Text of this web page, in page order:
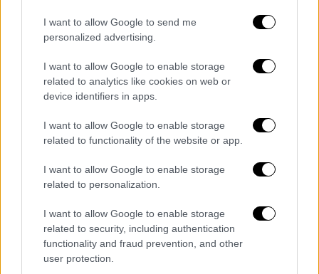
I want to allow Google to send me
personalized advertising.
I want to allow Google to enable storage
related to analytics like cookies on web or
device identifiers in apps.
I want to allow Google to enable storage
related to functionality of the website or app.
I want to allow Google to enable storage
related to personalization.
I want to allow Google to enable storage
related to security, including authentication
functionality and fraud prevention, and other
user protection.
υλοποιούνται και να ακούσει τα
δικαιολογημένα παράπονα που μπορεί να
έχουν ώστε να δοθεί βάρος για την εξεύρεση
λύσεων.
«Σταθερότητα ή περιπέτειες;» λέει η
κυβέρνηση
Σε μια σειρά από δημόσιες παρεμβάσεις του
το τελευταίο διάστημα ο πρωθυπουργός
σταθερότητα σε μία εποχή μεγάλων
γεωπολιτικών και οικονομικών
αναταράξεων. Στο δρόμο προς τις επόμενες